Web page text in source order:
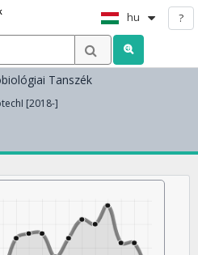
hu ?
Tanszék
[2018-]